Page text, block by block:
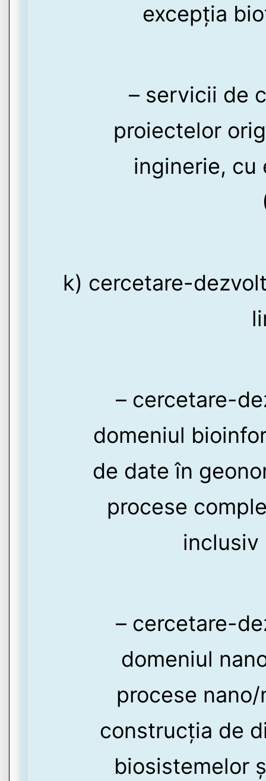
excepția
– servicii de
proiectelor
inginerie, cu
k) cercetare-
– cercetare-
domeniul
de date în
procese
inclusiv
– cercetare-
domeniul
procese
construcția de
biosistemelor